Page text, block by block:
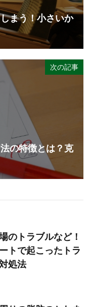
まう！小さいか
次の記事
の特徴とは？克
のトラブルなど！
トで起こったトラ
処法